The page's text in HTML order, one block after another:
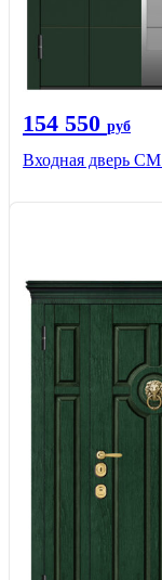
154 550 руб
Входная дверь